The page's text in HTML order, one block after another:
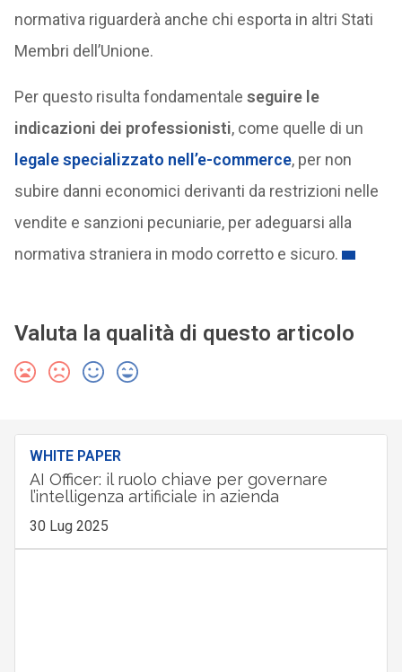
normativa riguarderà anche chi esporta in altri Stati
Membri dell’Unione.
Per questo risulta fondamentale seguire le
indicazioni dei professionisti, come quelle di un
legale specializzato nell’e-commerce, per non
subire danni economici derivanti da restrizioni nelle
vendite e sanzioni pecuniarie, per adeguarsi alla
normativa straniera in modo corretto e sicuro.
Valuta la qualità di questo articolo
WHITE PAPER
AI Officer: il ruolo chiave per governare
l’intelligenza artificiale in azienda
30 Lug 2025